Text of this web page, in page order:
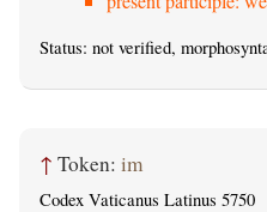
Status: not verified,
↑ Token: im
Codex Vaticanus Latinus 5750